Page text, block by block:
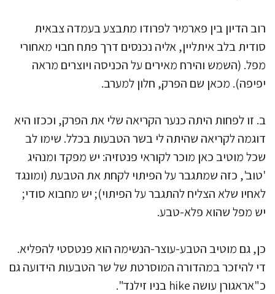
רוב הדיון בין פארמיר לפרודו מתבצע בעמדה צבאית
סודית בלב איתליין, אליה נכנסים דרך פתח חבוי מאחורי
מפל. (השמש והירח מאירים על הכניסה ויוצרים מראה
יפיפה). מכאן שם הפרק, חלון למערב.
ב. זו לפחות היתה כנער הקריאה שלי את הפרק, וככזו היא
דוגמה לקריאה שהיתה לי בשר הטבעות בכלל. שימו לב
שכל מוטיב כאן מוכר לקוראי פנטזיה: יש מפקד ומנהיג
'טוב', כזה שמתגבר על הפיתוי לקחת את הטבעת (ומונגד
לאחיו שלא הצליח להתגבר על הפיתוי); יש מחבוא סודי;
יש מפל שהוא פלא-טבע.
כן, גם מוטיב הטבע-עוצר-הנשימה הוא פנטסטי להפליא.
די להיזכר במהדורה המוסרטת של שר הטבעות הידועה גם
כ"אראגורן עושה hike בניו זילנד".